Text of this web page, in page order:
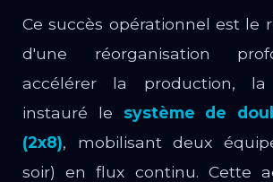
Ce succès opérationnel est le
d'une réorganisation
accélérer la production,
instauré le système de
(2x8), mobilisant deux
soir) en flux continu. Cette